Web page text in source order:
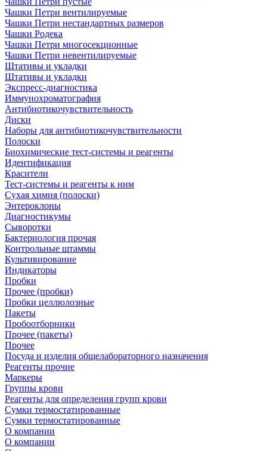
Чашки Петри вентилируемые
Чашки Петри нестандартных размеров
Чашки Родека
Чашки Петри многосекционные
Чашки Петри невентилируемые
Штативы и укладки
Штативы и укладки
Экспресс-диагностика
Иммунохроматография
Антибиотикочувствительность
Диски
Наборы для антибиотикочувствительности
Полоски
Биохимические тест-системы и реагенты
Идентификация
Красители
Тест-системы и реагенты к ним
Сухая химия (полоски)
Энтероклоны
Диагностикумы
Сыворотки
Бактериология прочая
Контрольные штаммы
Культивирование
Индикаторы
Пробки
Прочее (пробки)
Пробки целлюлозные
Пакеты
Пробоотборники
Прочее (пакеты)
Прочее
Посуда и изделия общелабораторного назначения
Реагенты прочие
Маркеры
Группы крови
Реагенты для определения групп крови
Сумки термостатированные
Сумки термостатированные
О компании
О компании